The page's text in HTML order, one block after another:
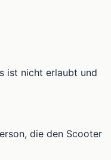
ist nicht erlaubt und
die den Scooter